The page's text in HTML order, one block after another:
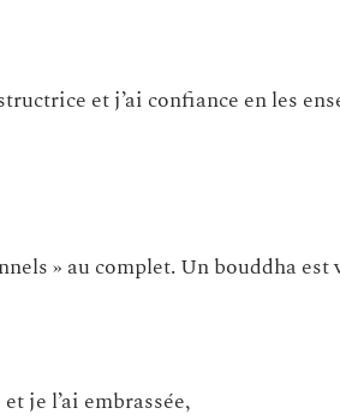
et j’ai confiance en les
» au complet. Un bouddha est
je l’ai embrassée,